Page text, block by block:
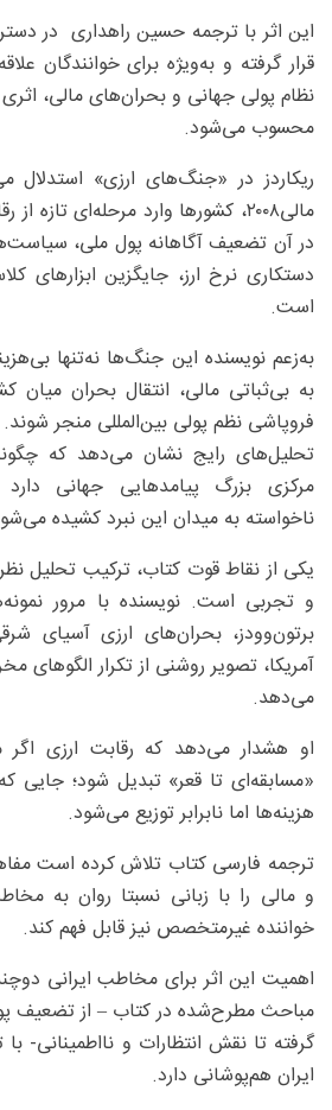
این اثر با ترجمه حسین راهداری در
قرار گرفته و به‌ویژه برای خوانندگان
نظام پولی جهانی و بحران‌های مالی،
محسوب می‌شود.
ریکاردز در «جنگ‌های ارزی»
مالی۲۰۰۸، کشورها وارد مرحله‌ای
در آن تضعیف آگاهانه پول ملی،
دستکاری نرخ ارز، جایگزین ابزارهای
است.
به‌زعم نویسنده این جنگ‌ها نه‌تنها
به بی‌ثباتی مالی، انتقال بحران
فروپاشی نظم پولی بین‌المللی منجر شوند.
تحلیل‌های رایج نشان می‌دهد که
مرکزی بزرگ پیامدهایی جهانی
ناخواسته به میدان این نبرد کشیده
یکی از نقاط قوت کتاب، ترکیب تحلیل
برتون‌وودز، بحران‌های ارزی آسیای
آمریکا، تصویر روشنی از تکرار الگوهای
می‌دهد.
او هشدار می‌دهد که رقابت ارزی اگر
«مسابقه‌ای تا قعر» تبدیل شود؛ جایی
هزینه‌ها اما نابرابر توزیع می‌شود.
ترجمه فارسی کتاب تلاش کرده است
و مالی را با زبانی نسبتا روان به
خواننده غیرمتخصص نیز قابل فهم کند.
اهمیت این اثر برای مخاطب ایرانی
مباحث مطرح‌شده در کتاب – از تضعیف
گرفته تا نقش انتظارات و نااطمینانی-
ایران هم‌پوشانی دارد.